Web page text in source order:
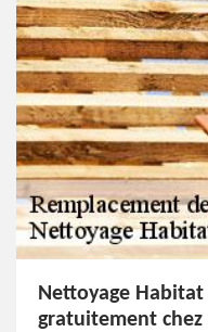
Nettoyage Habitat
gratuitement chez